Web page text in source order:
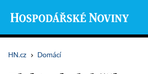
HN.cz › Domácí